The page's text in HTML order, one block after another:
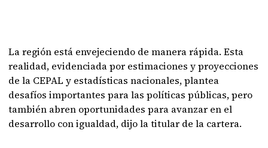
La región está envejeciendo de manera rápida. Esta
realidad, evidenciada por estimaciones y proyecciones
de la CEPAL y estadísticas nacionales, plantea
desafíos importantes para las políticas públicas, pero
también abren oportunidades para avanzar en el
desarrollo con igualdad, dijo la titular de la cartera.